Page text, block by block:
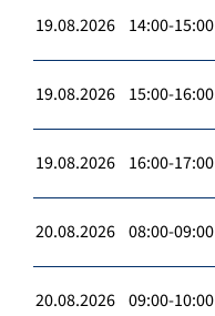
19.08.2026 14:00-15:00
19.08.2026 15:00-16:00
19.08.2026 16:00-17:00
20.08.2026 08:00-09:00
20.08.2026 09:00-10:00